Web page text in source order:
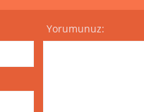
Yorumunuz: